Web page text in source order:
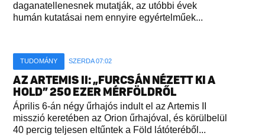
daganatellenesnek mutatják, az utóbbi évek
humán kutatásai nem ennyire egyértelműek...
TUDOMÁNY SZERDA 07:02
AZ ARTEMIS II: „FURCSÁN NÉZETT KI A
HOLD” 250 EZER MÉRFÖLDRŐL
Április 6-án négy űrhajós indult el az Artemis II
misszió keretében az Orion űrhajóval, és körülbelül
40 percig teljesen eltűntek a Föld látóteréből...